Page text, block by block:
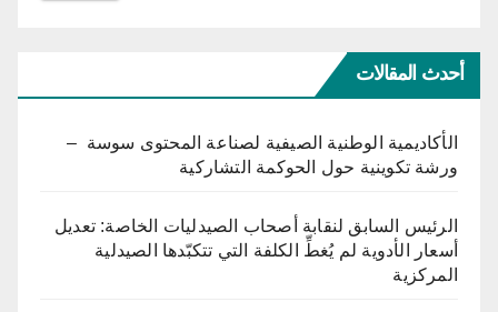
أحدث المقالات
الأكاديمية الوطنية الصيفية لصناعة المحتوى سوسة –
ورشة تكوينية حول الحوكمة التشاركية
الرئيس السابق لنقابة أصحاب الصيدليات الخاصة: تعديل
أسعار الأدوية لم يُغطِّ الكلفة التي تتكبّدها الصيدلية
المركزية